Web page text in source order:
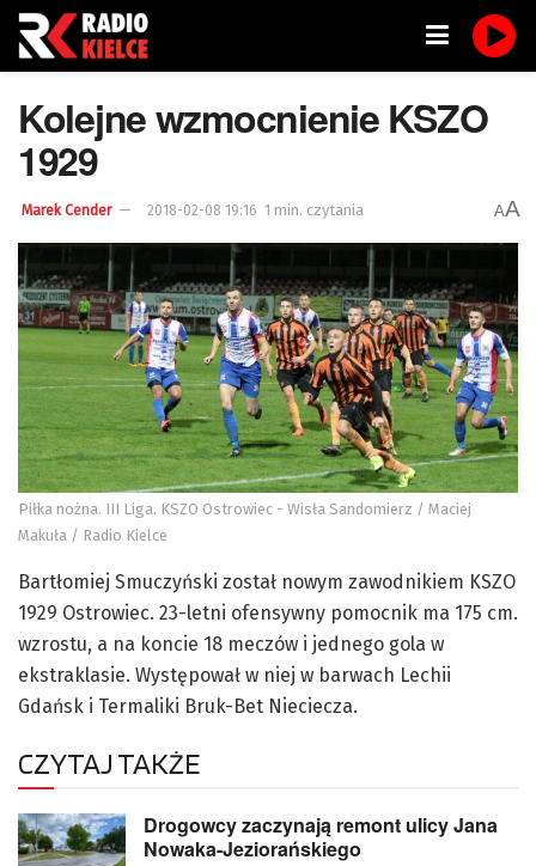
Kolejne wzmocnienie KSZO
1929
Marek Cender 2018-02-08 19:16 1 min. czytania AA
Piłka nożna. III Liga. KSZO Ostrowiec - Wisła Sandomierz / Maciej
Makuła / Radio Kielce
Bartłomiej Smuczyński został nowym zawodnikiem KSZO
1929 Ostrowiec. 23-letni ofensywny pomocnik ma 175 cm.
wzrostu, a na koncie 18 meczów i jednego gola w
ekstraklasie. Występował w niej w barwach Lechii
Gdańsk i Termaliki Bruk-Bet Nieciecza.
CZYTAJ TAKŻE
Drogowcy zaczynają remont ulicy Jana
Nowaka-Jeziorańskiego